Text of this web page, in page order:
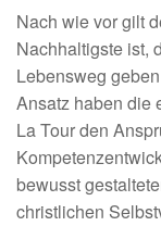
Nach wie vor gilt
Nachhaltigste ist,
Lebensweg
Ansatz haben die
La Tour den
bewusst
christlichen